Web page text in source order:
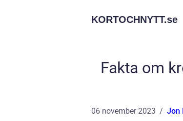
KORTOCHNYTT.se
Fakta om
06 november 2023 Jon